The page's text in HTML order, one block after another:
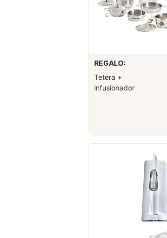
REGALO:
Tetera +
infusionador